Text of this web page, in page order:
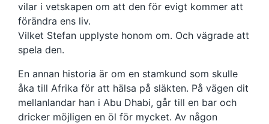
vilar i vetskapen om att den för evigt kommer att
förändra ens liv.
Vilket Stefan upplyste honom om. Och vägrade att
spela den.
En annan historia är om en stamkund som skulle
åka till Afrika för att hälsa på släkten. På vägen dit
mellanlandar han i Abu Dhabi, går till en bar och
dricker möjligen en öl för mycket. Av någon